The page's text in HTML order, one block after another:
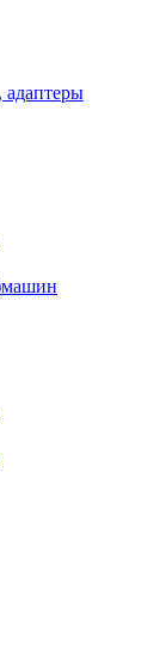
адаптеры